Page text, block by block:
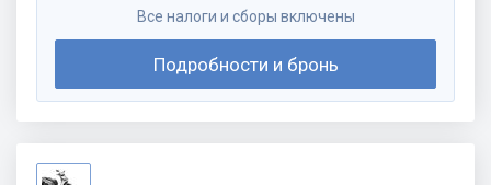
Все налоги и сборы включены
Подробности и бронь